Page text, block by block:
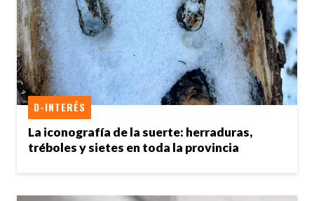
La iconografía de la suerte: herraduras,
tréboles y sietes en toda la provincia
D-INTERÉS